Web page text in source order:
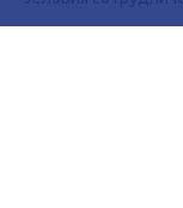
Заявка на аренду